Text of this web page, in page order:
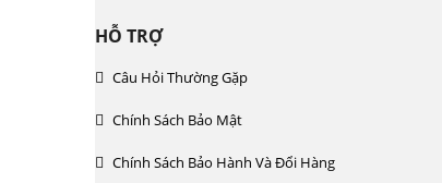
HỖ TRỢ
Câu Hỏi Thường Gặp
Chính Sách Bảo Mật
Chính Sách Bảo Hành Và Đổi Hàng